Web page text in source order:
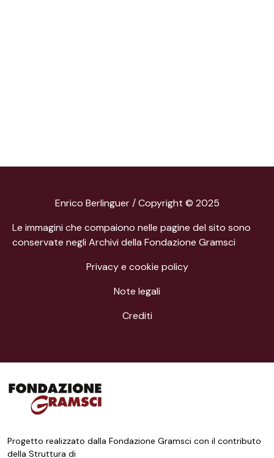
Enrico Berlinguer / Copyright © 2025
Le immagini che compaiono nelle pagine del sito sono
conservate negli Archivi della Fondazione Gramsci
Privacy e cookie policy
Note legali
Crediti
Progetto realizzato dalla Fondazione Gramsci con il contributo
della Struttura di